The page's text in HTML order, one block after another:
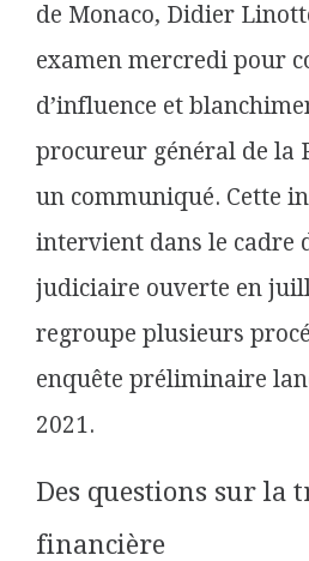
de Monaco, Didier
examen mercredi pour
d’influence et
procureur général de la
un communiqué. Cette
intervient dans le cadre
judiciaire ouverte en
regroupe plusieurs
enquête préliminaire
2021.
Des questions sur la
financière